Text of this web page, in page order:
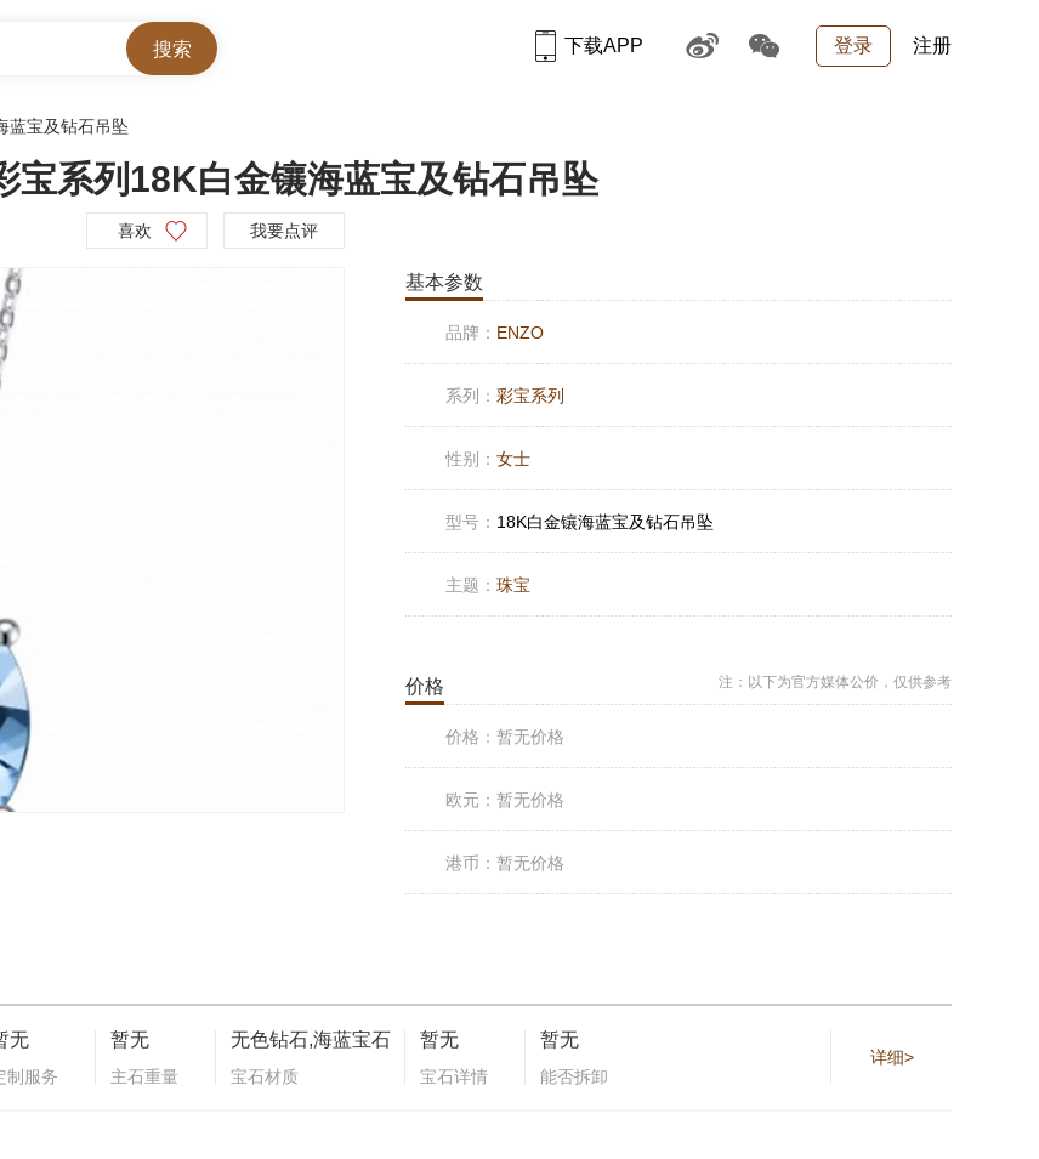
登录 注册
下载APP
蓝宝及钻石吊坠
宝系列18K白金镶海蓝宝及钻石吊坠
喜欢 我要点评
基本参数
品牌： ENZO
系列： 彩宝系列
性别： 女士
型号： 18K白金镶海蓝宝及钻石吊坠
主题： 珠宝
价格 注：以下为官方媒体公价，仅供参考
价格： 暂无价格
欧元： 暂无价格
港币： 暂无价格
无
制服务
暂无
主石重量
无色钻石,海蓝宝石
宝石材质
暂无
宝石详情
暂无
能否拆卸
详细>